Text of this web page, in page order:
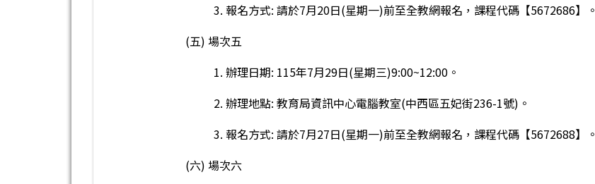
3. 報名方式: 請於7月20日(星期一)前至全教網報名，課程代碼【5672686】。
(五) 場次五
1. 辦理日期: 115年7月29日(星期三)9:00~12:00。
2. 辦理地點: 教育局資訊中心電腦教室(中西區五妃街236-1號)。
3. 報名方式: 請於7月27日(星期一)前至全教網報名，課程代碼【5672688】。
(六) 場次六